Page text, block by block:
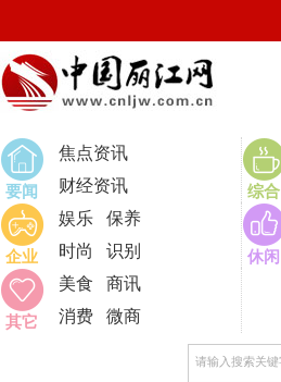
要闻
焦点资讯
财经资讯
综合
企业
娱乐
保养
时尚
识别 休闲
其它
美食
商讯
消费
微商